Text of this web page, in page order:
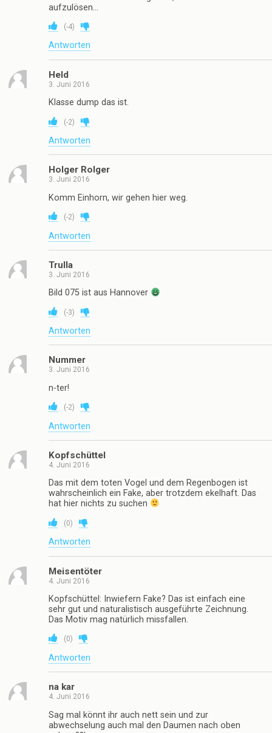
aufzulösen…
(-4)
Antworten
Held
3. Juni 2016
Klasse dump das ist.
(-2)
Antworten
Holger Rolger
3. Juni 2016
Komm Einhorn, wir gehen hier weg.
(-2)
Antworten
Trulla
3. Juni 2016
Bild 075 ist aus Hannover
(-3)
Antworten
Nummer
3. Juni 2016
n-ter!
(-2)
Antworten
Kopfschüttel
4. Juni 2016
Das mit dem toten Vogel und dem Regenbogen ist
wahrscheinlich ein Fake, aber trotzdem ekelhaft. Das
hat hier nichts zu suchen
(0)
Antworten
Meisentöter
4. Juni 2016
Kopfschüttel: Inwiefern Fake? Das ist einfach eine
sehr gut und naturalistisch ausgeführte Zeichnung.
Das Motiv mag natürlich missfallen.
(0)
Antworten
na kar
4. Juni 2016
Sag mal könnt ihr auch nett sein und zur
abwechselung auch mal den Daumen nach oben